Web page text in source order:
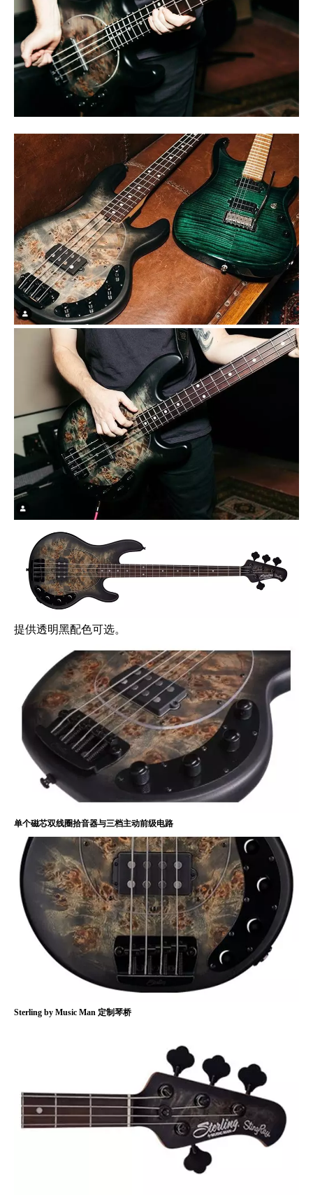
提供透明黑配色可选。
单个磁芯双线圈拾音器与三档主动前级电路
Sterling by Music Man 定制琴桥